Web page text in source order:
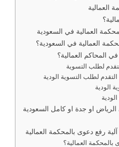
العمالية
العمالية في السعودية
العمالية في السعودية؟
في المحاكم العمالية؟
لطلب التسوية
لطلب التسوية الودية
الودية
او جدة او كامل السعودية
رفع دعوى بالمحكمة العمالية
العمالية؟